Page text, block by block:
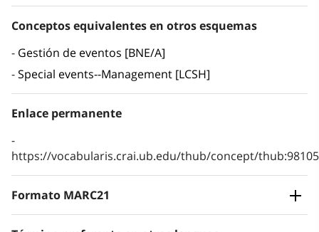
Conceptos equivalentes en otros esquemas
Gestión de eventos [BNE/A]
Special events--Management [LCSH]
Enlace permanente
https://vocabularis.crai.ub.edu/thub/concept/
Formato MARC21